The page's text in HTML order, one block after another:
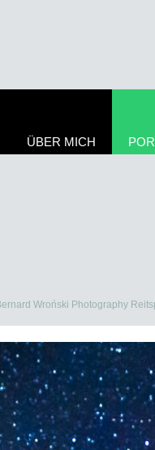
ÜBER MICH
Wroński Photography